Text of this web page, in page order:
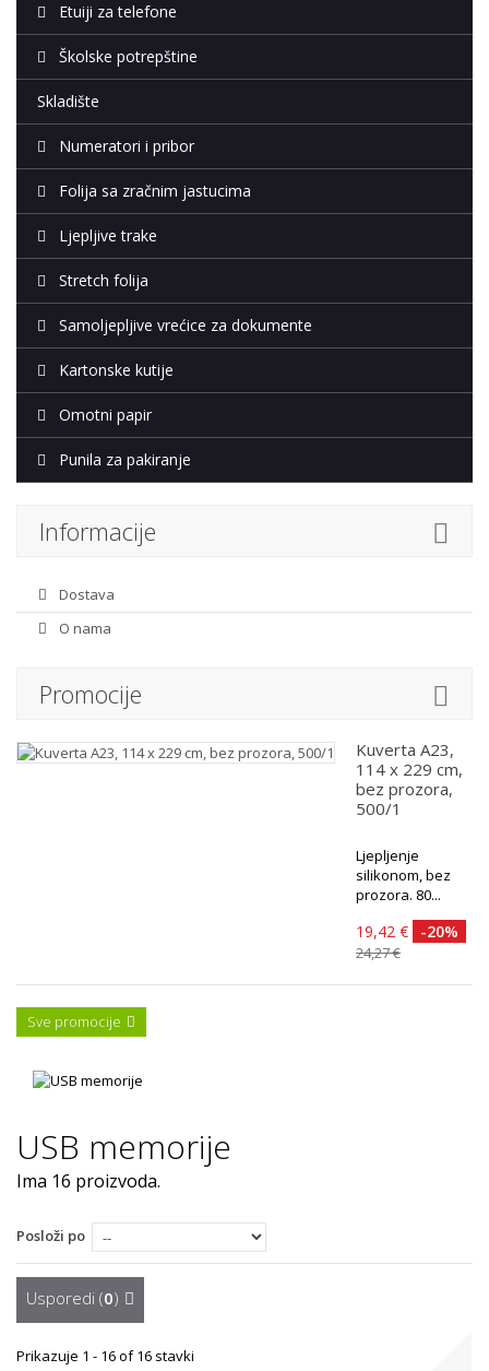
Etuiji za telefone
Školske potrepštine
Skladište
Numeratori i pribor
Folija sa zračnim jastucima
Ljepljive trake
Stretch folija
Samoljepljive vrećice za dokumente
Kartonske kutije
Omotni papir
Punila za pakiranje
Informacije
Dostava
O nama
Promocije
Kuverta A23,
114 x 229 cm,
bez prozora,
500/1
Ljepljenje
silikonom, bez
prozora. 80...
19,42 € -20%
24,27 €
Sve promocije
USB memorije
Ima 16 proizvoda.
Posloži po
Usporedi (0)
Prikazuje 1 - 16 of 16 stavki